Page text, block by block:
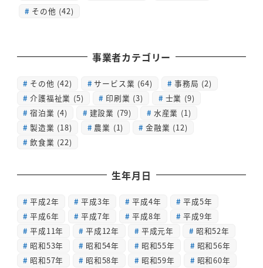
その他 (42)
事業者カテゴリー
その他 (42) サービス業 (64) 事務局 (2)
介護福祉業 (5) 印刷業 (3) 士業 (9)
宿泊業 (4) 建設業 (79) 水産業 (1)
製造業 (18) 農業 (1) 金融業 (12)
飲食業 (22)
生年月日
平成2年 平成3年 平成4年
平成5年
平成6年
平成7年 平成8年
平成9年
平成11年
平成12年 平成元年
昭和52年
昭和53年
昭和54年 昭和55年
昭和56年
昭和57年
昭和58年 昭和59年
昭和60年